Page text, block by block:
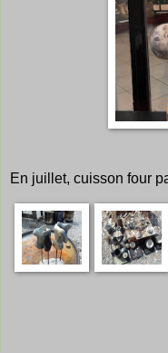
En juillet, cuisson four